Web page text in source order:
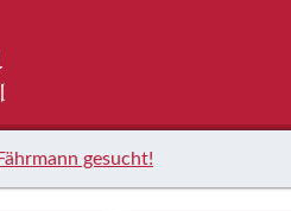
Fährmann gesucht!